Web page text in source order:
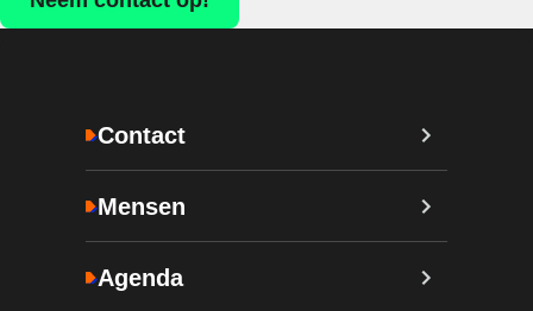
Contact
Mensen
Agenda